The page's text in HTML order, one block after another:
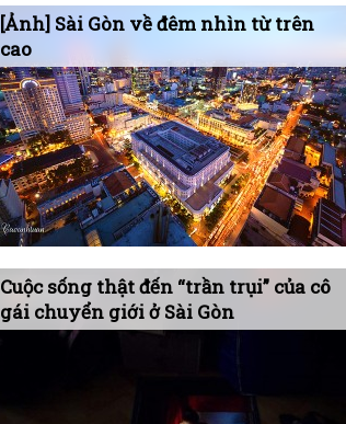
[Ảnh] Sài Gòn về đêm nhìn từ trên
cao
Cuộc sống thật đến “trần trụi” của cô
gái chuyển giới ở Sài Gòn